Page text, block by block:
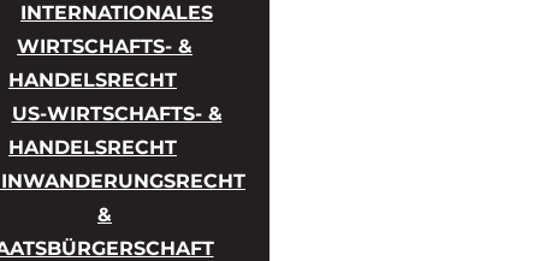
INTERNATIONALES
WIRTSCHAFTS- &
HANDELSRECHT
US-WIRTSCHAFTS- &
HANDELSRECHT
&